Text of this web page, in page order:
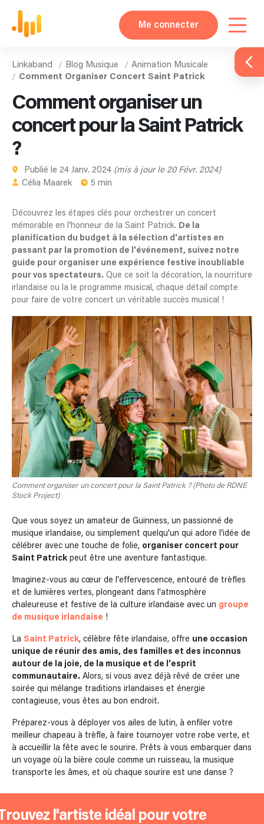
Me connecter
Linkaband Blog Musique
Animation Musicale
Comment Organiser Concert Saint Patrick
Comment organiser un
concert pour la Saint Patrick
?
Publié le 24 Janv. 2024 (mis à jour le 20 Févr. 2024)
Célia Maarek
5 min
Découvrez les étapes clés pour orchestrer un concert
mémorable en l'honneur de la Saint Patrick. De la
planification du budget à la sélection d'artistes en
passant par la promotion de l'événement, suivez notre
guide pour organiser une expérience festive inoubliable
pour vos spectateurs. Que ce soit la décoration, la nourriture
irlandaise ou la le programme musical, chaque détail compte
pour faire de votre concert un véritable succès musical !
Comment organiser un concert pour la Saint Patrick ? (Photo de RDNE
Stock Project)
Que vous soyez un amateur de Guinness, un passionné de
musique irlandaise, ou simplement quelqu'un qui adore l'idée de
célébrer avec une touche de folie, organiser concert pour
Saint Patrick peut être une aventure fantastique.
Imaginez-vous au cœur de l'effervescence, entouré de trèfles
et de lumières vertes, plongeant dans l'atmosphère
chaleureuse et festive de la culture irlandaise avec un groupe
de musique irlandaise !
La Saint Patrick, célèbre fête irlandaise, offre une occasion
unique de réunir des amis, des familles et des inconnus
autour de la joie, de la musique et de l'esprit
communautaire. Alors, si vous avez déjà rêvé de créer une
soirée qui mélange traditions irlandaises et énergie
contagieuse, vous êtes au bon endroit.
Préparez-vous à déployer vos ailes de lutin, à enfiler votre
meilleur chapeau à trèfle, à faire tournoyer votre robe verte, et
à accueillir la fête avec le sourire. Prêts à vous embarquer dans
un voyage où la bière coule comme un ruisseau, la musique
transporte les âmes, et où chaque sourire est une danse ?
l'artiste idéal pour votre